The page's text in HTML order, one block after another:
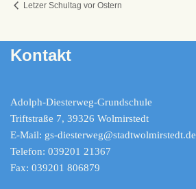
Letzer Schultag vor Ostern
Kontakt
Adolph-Diesterweg-Grundschule
Triftstraße 7, 39326 Wolmirstedt
E-Mail: gs-diesterweg@stadtwolmirstedt.de
Telefon: 039201 21367
Fax: 039201 806879